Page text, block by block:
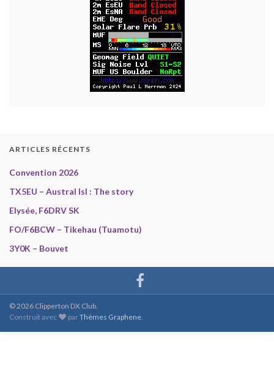
ARTICLES RÉCENTS
Convention 2026
TX5EU – Austral Isl : The story
Elysée, F6DRV SK
FO/F6BCW – Tikehau (Tuamotu)
3Y0K – Bouvet
© 2026 Clipperton DX Club.
Construit avec
parThèmes Graphene